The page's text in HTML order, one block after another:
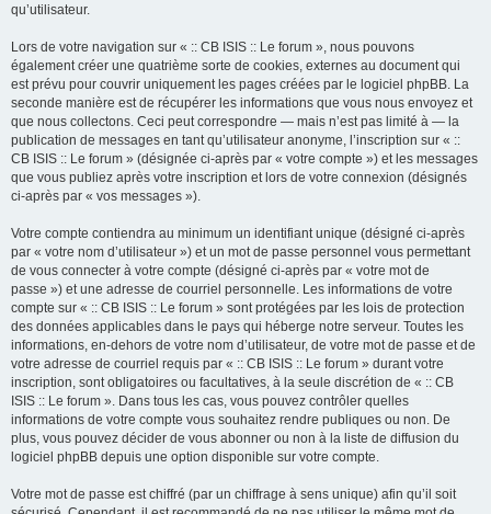
qu’utilisateur.
Lors de votre navigation sur « :: CB ISIS :: Le forum », nous pouvons
également créer une quatrième sorte de cookies, externes au document qui
est prévu pour couvrir uniquement les pages créées par le logiciel phpBB. La
seconde manière est de récupérer les informations que vous nous envoyez et
que nous collectons. Ceci peut correspondre — mais n’est pas limité à — la
publication de messages en tant qu’utilisateur anonyme, l’inscription sur « ::
CB ISIS :: Le forum » (désignée ci-après par « votre compte ») et les messages
que vous publiez après votre inscription et lors de votre connexion (désignés
ci-après par « vos messages »).
Votre compte contiendra au minimum un identifiant unique (désigné ci-après
par « votre nom d’utilisateur ») et un mot de passe personnel vous permettant
de vous connecter à votre compte (désigné ci-après par « votre mot de
passe ») et une adresse de courriel personnelle. Les informations de votre
compte sur « :: CB ISIS :: Le forum » sont protégées par les lois de protection
des données applicables dans le pays qui héberge notre serveur. Toutes les
informations, en-dehors de votre nom d’utilisateur, de votre mot de passe et de
votre adresse de courriel requis par « :: CB ISIS :: Le forum » durant votre
inscription, sont obligatoires ou facultatives, à la seule discrétion de « :: CB
ISIS :: Le forum ». Dans tous les cas, vous pouvez contrôler quelles
informations de votre compte vous souhaitez rendre publiques ou non. De
plus, vous pouvez décider de vous abonner ou non à la liste de diffusion du
logiciel phpBB depuis une option disponible sur votre compte.
Votre mot de passe est chiffré (par un chiffrage à sens unique) afin qu’il soit